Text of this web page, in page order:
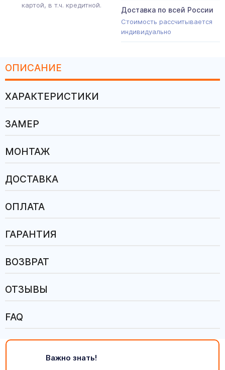
картой, в т.ч. кредитной.
Доставка по всей России
Стоимость рассчитывается
индивидуально
ОПИСАНИЕ
ХАРАКТЕРИСТИКИ
ЗАМЕР
МОНТАЖ
ДОСТАВКА
ОПЛАТА
ГАРАНТИЯ
ВОЗВРАТ
ОТЗЫВЫ
FAQ
Важно знать!